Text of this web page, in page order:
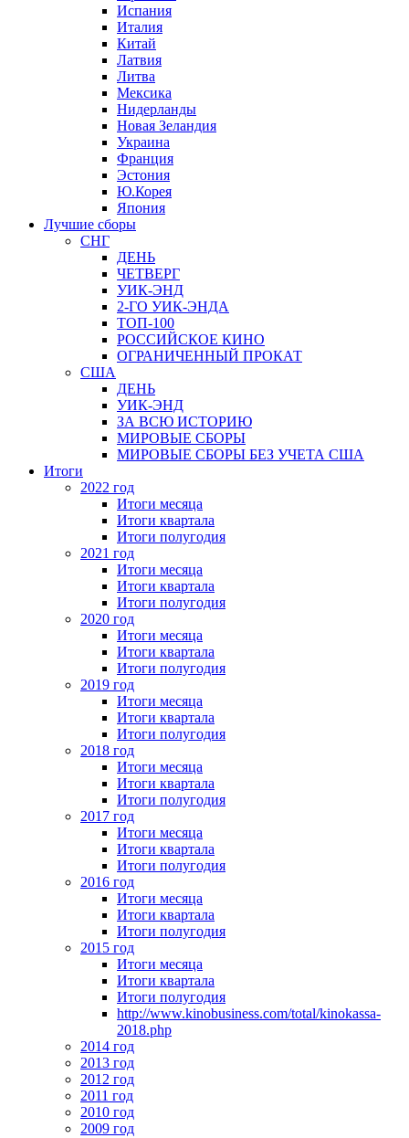
Испания
Италия
Китай
Латвия
Литва
Мексика
Нидерланды
Новая Зеландия
Украина
Франция
Эстония
Ю.Корея
Япония
Лучшие сборы
СНГ
ДЕНЬ
ЧЕТВЕРГ
УИК-ЭНД
2-ГО УИК-ЭНДА
ТОП-100
РОССИЙСКОЕ КИНО
ОГРАНИЧЕННЫЙ ПРОКАТ
США
ДЕНЬ
УИК-ЭНД
ЗА ВСЮ ИСТОРИЮ
МИРОВЫЕ СБОРЫ
МИРОВЫЕ СБОРЫ БЕЗ УЧЕТА США
Итоги
2022 год
Итоги месяца
Итоги квартала
Итоги полугодия
2021 год
Итоги месяца
Итоги квартала
Итоги полугодия
2020 год
Итоги месяца
Итоги квартала
Итоги полугодия
2019 год
Итоги месяца
Итоги квартала
Итоги полугодия
2018 год
Итоги месяца
Итоги квартала
Итоги полугодия
2017 год
Итоги месяца
Итоги квартала
Итоги полугодия
2016 год
Итоги месяца
Итоги квартала
Итоги полугодия
2015 год
Итоги месяца
Итоги квартала
Итоги полугодия
http://www.kinobusiness.com/total/kinokassa-
2018.php
2014 год
2013 год
2012 год
2011 год
2010 год
2009 год